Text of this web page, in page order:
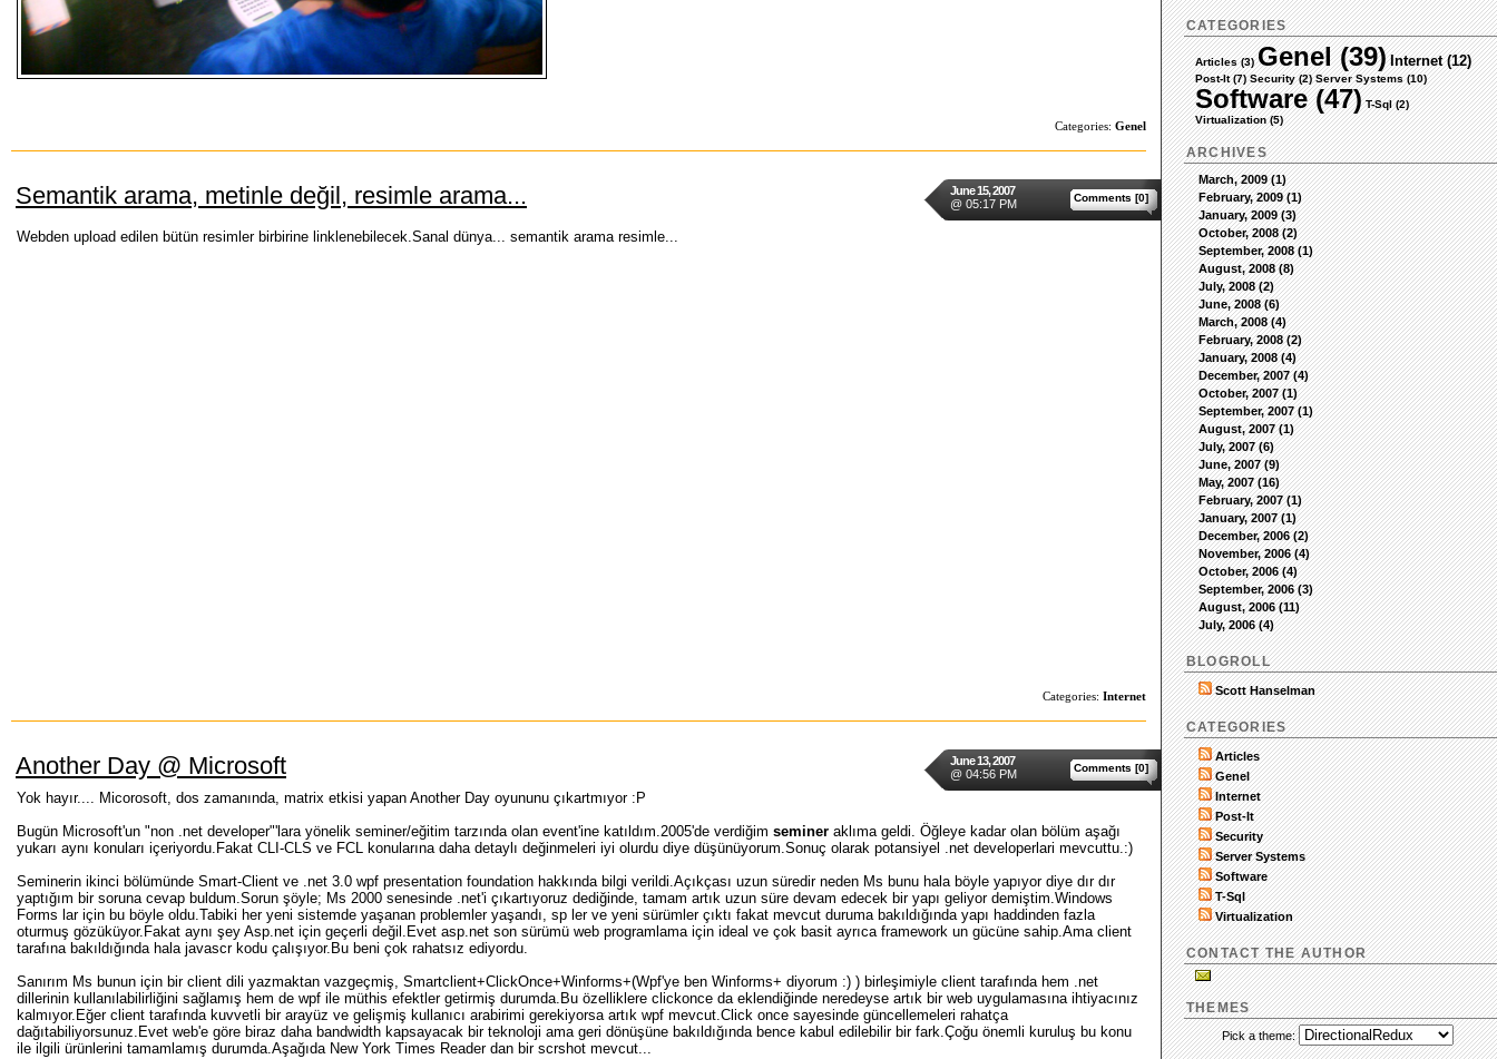
Categories: Genel
June 15, 2007
@ 05:17 PM
Comments [0]
Semantik arama, metinle değil, resimle arama...
Webden upload edilen bütün resimler birbirine linklenebilecek.Sanal dünya... semantik arama resimle...
Categories: Internet
June 13, 2007
@ 04:56 PM
Comments [0]
Another Day @ Microsoft
Yok hayır.... Micorosoft, dos zamanında, matrix etkisi yapan Another Day oyununu çıkartmıyor :P
Bugün Microsoft'un "non .net developer"'lara yönelik seminer/eğitim tarzında olan event'ine katıldım.2005'de verdiğim seminer aklıma geldi. Öğleye kadar olan bölüm aşağı
yukarı aynı konuları içeriyordu.Fakat CLI-CLS ve FCL konularına daha detaylı değinmeleri iyi olurdu diye düşünüyorum.Sonuç olarak potansiyel .net developerlari mevcuttu.:)
Seminerin ikinci bölümünde Smart-Client ve .net 3.0 wpf presentation foundation hakkında bilgi verildi.Açıkçası uzun süredir neden Ms bunu hala böyle yapıyor diye dır dır
yaptığım bir soruna cevap buldum.Sorun şöyle; Ms 2000 senesinde .net'i çıkartıyoruz dediğinde, tamam artık uzun süre devam edecek bir yapı geliyor demiştim.Windows
Forms lar için bu böyle oldu.Tabiki her yeni sistemde yaşanan problemler yaşandı, sp ler ve yeni sürümler çıktı fakat mevcut duruma bakıldığında yapı haddinden fazla
oturmuş gözüküyor.Fakat aynı şey Asp.net için geçerli değil.Evet asp.net son sürümü web programlama için ideal ve çok basit ayrıca framework un gücüne sahip.Ama client
tarafına bakıldığında hala javascr kodu çalışıyor.Bu beni çok rahatsız ediyordu.
Sanırım Ms bunun için bir client dili yazmaktan vazgeçmiş, Smartclient+ClickOnce+Winforms+(Wpf'ye ben Winforms+ diyorum :) ) birleşimiyle client tarafında hem .net
dillerinin kullanılabilirliğini sağlamış hem de wpf ile müthis efektler getirmiş durumda.Bu özelliklere clickonce da eklendiğinde neredeyse artık bir web uygulamasına ihtiyacınız
kalmıyor.Eğer client tarafında kuvvetli bir arayüz ve gelişmiş kullanıcı arabirimi gerekiyorsa artık wpf mevcut.Click once sayesinde güncellemeleri rahatça
dağıtabiliyorsunuz.Evet web'e göre biraz daha bandwidth kapsayacak bir teknoloji ama geri dönüşüne bakıldığında bence kabul edilebilir bir fark.Çoğu önemli kuruluş bu konu
ile ilgili ürünlerini tamamlamış durumda.Aşağıda New York Times Reader dan bir scrshot mevcut...
CATEGORIES
Articles (3) Genel (39) Internet (12)
Post-It (7) Security (2) Server Systems (10)
Software (47) T-Sql (2)
Virtualization (5)
ARCHIVES
March, 2009 (1)
February, 2009 (1)
January, 2009 (3)
October, 2008 (2)
September, 2008 (1)
August, 2008 (8)
July, 2008 (2)
June, 2008 (6)
March, 2008 (4)
February, 2008 (2)
January, 2008 (4)
December, 2007 (4)
October, 2007 (1)
September, 2007 (1)
August, 2007 (1)
July, 2007 (6)
June, 2007 (9)
May, 2007 (16)
February, 2007 (1)
January, 2007 (1)
December, 2006 (2)
November, 2006 (4)
October, 2006 (4)
September, 2006 (3)
August, 2006 (11)
July, 2006 (4)
BLOGROLL
Scott Hanselman
CATEGORIES
Articles
Genel
Internet
Post-It
Security
Server Systems
Software
T-Sql
Virtualization
CONTACT THE AUTHOR
THEMES
Pick a theme: